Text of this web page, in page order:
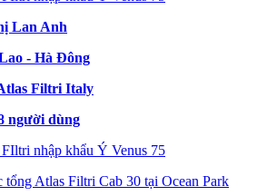
Lan Anh
- Hà Đông
Filtri Italy
người dùng
nhập khẩu Ý Venus 75